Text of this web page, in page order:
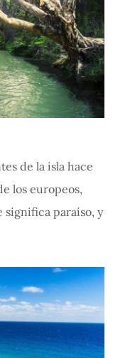
de la isla hace
los europeos,
significa paraíso, y